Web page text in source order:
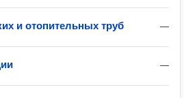
—
и отопительных труб
—